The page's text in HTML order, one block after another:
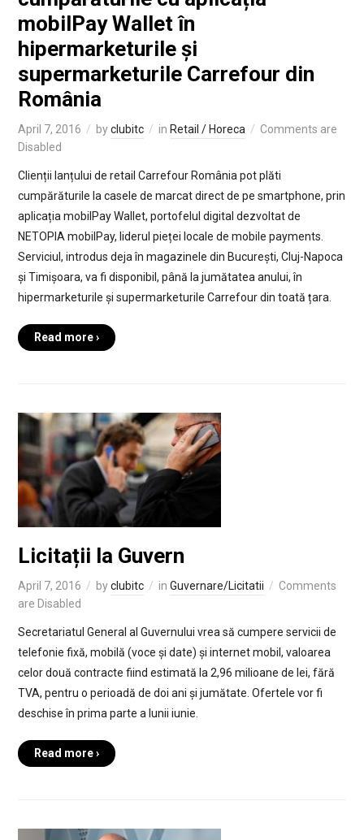
mobilPay Wallet în
hipermarketurile și
supermarketurile Carrefour din
România
April 7, 2016 byclubitc in Retail / Horeca
Comments are
Disabled
Clienții lanțului de retail Carrefour România pot plăti
cumpărăturile la casele de marcat direct de pe smartphone, prin
aplicația mobilPay Wallet, portofelul digital dezvoltat de
NETOPIA mobilPay, liderul pieței locale de mobile payments.
Serviciul, introdus deja în magazinele din București, Cluj-Napoca
și Timișoara, va fi disponibil, până la jumătatea anului, în
hipermarketurile și supermarketurile Carrefour din toată țara.
Read more ›
Licitații la Guvern
April 7, 2016 byclubitc in Guvernare/Licitatii
Comments
are Disabled
Secretariatul General al Guvernului vrea să cumpere servicii de
telefonie fixă, mobilă (voce și date) și internet mobil, valoarea
celor două contracte fiind estimată la 2,96 milioane de lei, fără
TVA, pentru o perioadă de doi ani și jumătate. Ofertele vor fi
deschise în prima parte a lunii iunie.
Read more ›